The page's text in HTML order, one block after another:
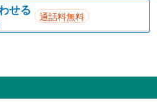
せる 通話料無料